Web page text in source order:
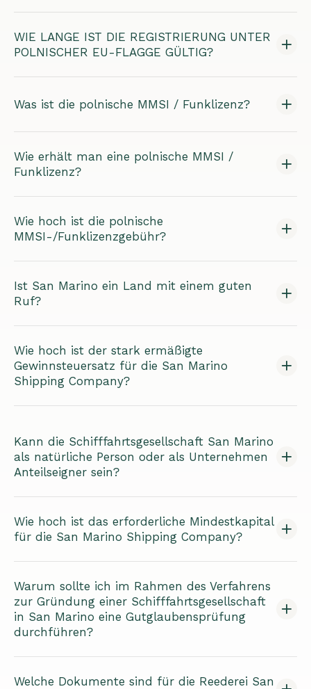
WIE LANGE IST DIE REGISTRIERUNG UNTER
POLNISCHER EU-FLAGGE GÜLTIG?
Was ist die polnische MMSI / Funklizenz?
Wie erhält man eine polnische MMSI /
Funklizenz?
Wie hoch ist die polnische
MMSI-/Funklizenzgebühr?
Ist San Marino ein Land mit einem guten
Ruf?
Wie hoch ist der stark ermäßigte
Gewinnsteuersatz für die San Marino
Shipping Company?
Kann die Schifffahrtsgesellschaft San Marino
als natürliche Person oder als Unternehmen
Anteilseigner sein?
Wie hoch ist das erforderliche Mindestkapital
für die San Marino Shipping Company?
Warum sollte ich im Rahmen des Verfahrens
zur Gründung einer Schifffahrtsgesellschaft
in San Marino eine Gutglaubensprüfung
durchführen?
Welche Dokumente sind für die Reederei San